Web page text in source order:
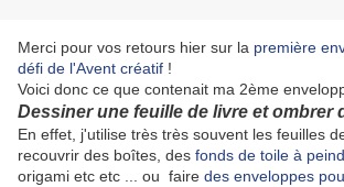
Merci pour vos retours hier sur la première
défi de l'Avent créatif !
Voici donc ce que contenait ma 2ème
Dessiner une feuille de livre et ombrer
En effet, j'utilise très très souvent les feuilles
recouvrir des boîtes, des fonds de toile à
origami etc etc ... ou faire des enveloppes